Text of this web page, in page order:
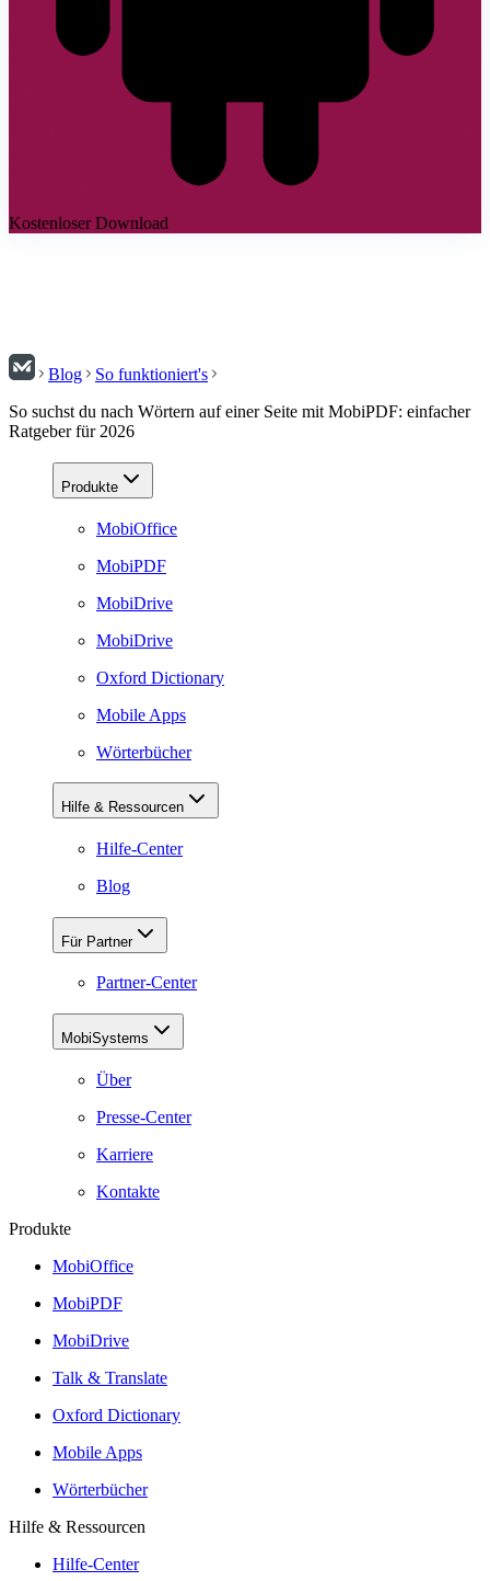
Kostenloser Download
Blog
So funktioniert's
So suchst du nach Wörtern auf einer Seite mit MobiPDF: einfacher
Ratgeber für 2026
Produkte
MobiOffice
MobiPDF
MobiDrive
MobiDrive
Oxford Dictionary
Mobile Apps
Wörterbücher
Hilfe & Ressourcen
Hilfe-Center
Blog
Für Partner
Partner-Center
MobiSystems
Über
Presse-Center
Karriere
Kontakte
Produkte
MobiOffice
MobiPDF
MobiDrive
Talk & Translate
Oxford Dictionary
Mobile Apps
Wörterbücher
Hilfe & Ressourcen
Hilfe-Center